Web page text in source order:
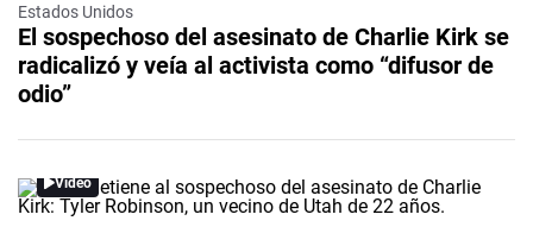
Estados Unidos
El sospechoso del asesinato de Charlie Kirk se
radicalizó y veía al activista como “difusor de
odio”
Video